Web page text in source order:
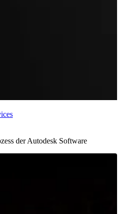
der Autodesk Software